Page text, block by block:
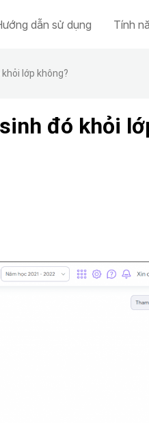
dẫn sử dụng Tính
lớp không?
đó khỏi